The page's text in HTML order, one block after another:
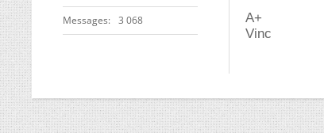
Messages 3 068
A+
Vinc